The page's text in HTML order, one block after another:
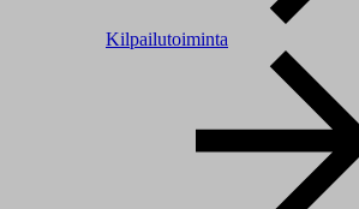
Kilpailutoiminta